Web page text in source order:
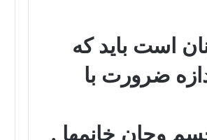
است بايد كه
ضرورت با